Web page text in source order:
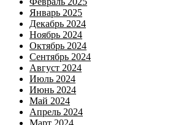
Январь 2025
Декабрь 2024
Ноябрь 2024
Октябрь 2024
Сентябрь 2024
Август 2024
Июль 2024
Июнь 2024
Май 2024
Апрель 2024
Март 2024